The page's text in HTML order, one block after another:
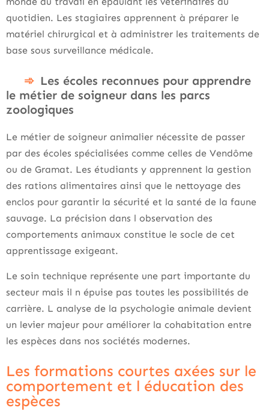
quotidien. Les stagiaires apprennent à préparer le
matériel chirurgical et à administrer les traitements de
base sous surveillance médicale.
Les écoles reconnues pour apprendre
le métier de soigneur dans les parcs
zoologiques
Le métier de soigneur animalier nécessite de passer
par des écoles spécialisées comme celles de Vendôme
ou de Gramat. Les étudiants y apprennent la gestion
des rations alimentaires ainsi que le nettoyage des
enclos pour garantir la sécurité et la santé de la faune
sauvage. La précision dans l observation des
comportements animaux constitue le socle de cet
apprentissage exigeant.
Le soin technique représente une part importante du
secteur mais il n épuise pas toutes les possibilités de
carrière. L analyse de la psychologie animale devient
un levier majeur pour améliorer la cohabitation entre
les espèces dans nos sociétés modernes.
Les formations courtes axées sur le
comportement et l éducation des
espèces